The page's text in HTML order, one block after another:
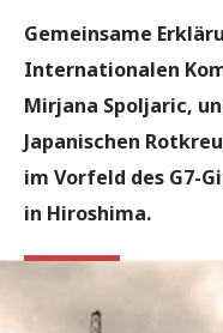
Gemeinsame
Internationalen
Mirjana Spoljaric,
Japanischen
im Vorfeld des G7-
in Hiroshima.